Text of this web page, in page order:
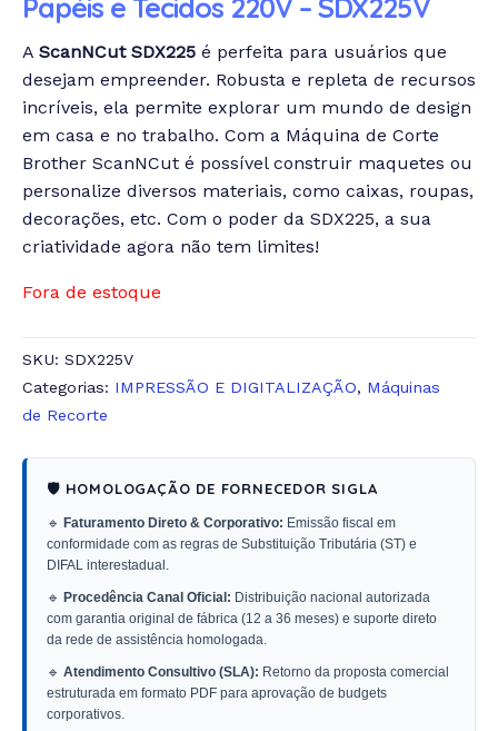
Papéis e Tecidos 220V – SDX225V
A ScanNCut SDX225 é perfeita para usuários que
desejam empreender. Robusta e repleta de recursos
incríveis, ela permite explorar um mundo de design
em casa e no trabalho. Com a Máquina de Corte
Brother ScanNCut é possível construir maquetes ou
personalize diversos materiais, como caixas, roupas,
decorações, etc. Com o poder da SDX225, a sua
criatividade agora não tem limites!
Fora de estoque
SKU: SDX225V
Categorias: IMPRESSÃO E DIGITALIZAÇÃO, Máquinas
de Recorte
🛡️ HOMOLOGAÇÃO DE FORNECEDOR SIGLA
🔹 Faturamento Direto & Corporativo: Emissão fiscal em
conformidade com as regras de Substituição Tributária (ST) e
DIFAL interestadual.
🔹 Procedência Canal Oficial: Distribuição nacional autorizada
com garantia original de fábrica (12 a 36 meses) e suporte direto
da rede de assistência homologada.
🔹 Atendimento Consultivo (SLA): Retorno da proposta comercial
estruturada em formato PDF para aprovação de budgets
corporativos.